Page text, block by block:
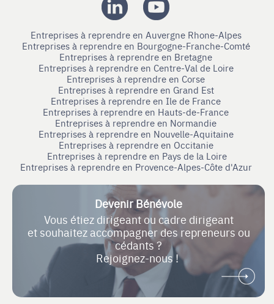
Entreprises à reprendre en Auvergne Rhone-Alpes
Entreprises à reprendre en Bourgogne-Franche-Comté
Entreprises à reprendre en Bretagne
Entreprises à reprendre en Centre-Val de Loire
Entreprises à reprendre en Corse
Entreprises à reprendre en Grand Est
Entreprises à reprendre en Ile de France
Entreprises à reprendre en Hauts-de-France
Entreprises à reprendre en Normandie
Entreprises à reprendre en Nouvelle-Aquitaine
Entreprises à reprendre en Occitanie
Entreprises à reprendre en Pays de la Loire
Entreprises à reprendre en Provence-Alpes-Côte d'Azur
Devenir Bénévole
Vous étiez dirigeant ou cadre dirigeant
et souhaitez accompagner des repreneurs ou
cédants ?
Rejoignez-nous !